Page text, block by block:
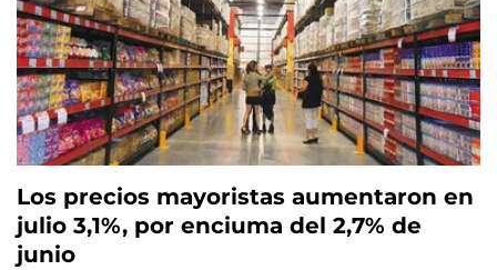
Los precios mayoristas aumentaron en
julio 3,1%, por enciuma del 2,7% de
junio